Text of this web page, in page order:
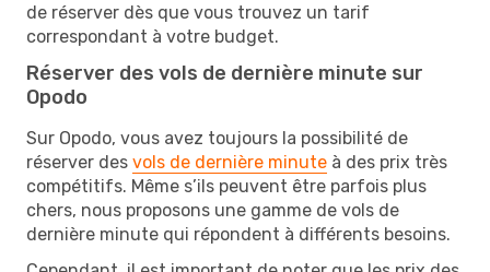
de réserver dès que vous trouvez un tarif
correspondant à votre budget.
Réserver des vols de dernière minute sur
Opodo
Sur Opodo, vous avez toujours la possibilité de
réserver des vols de dernière minute à des prix très
compétitifs. Même s’ils peuvent être parfois plus
chers, nous proposons une gamme de vols de
dernière minute qui répondent à différents besoins.